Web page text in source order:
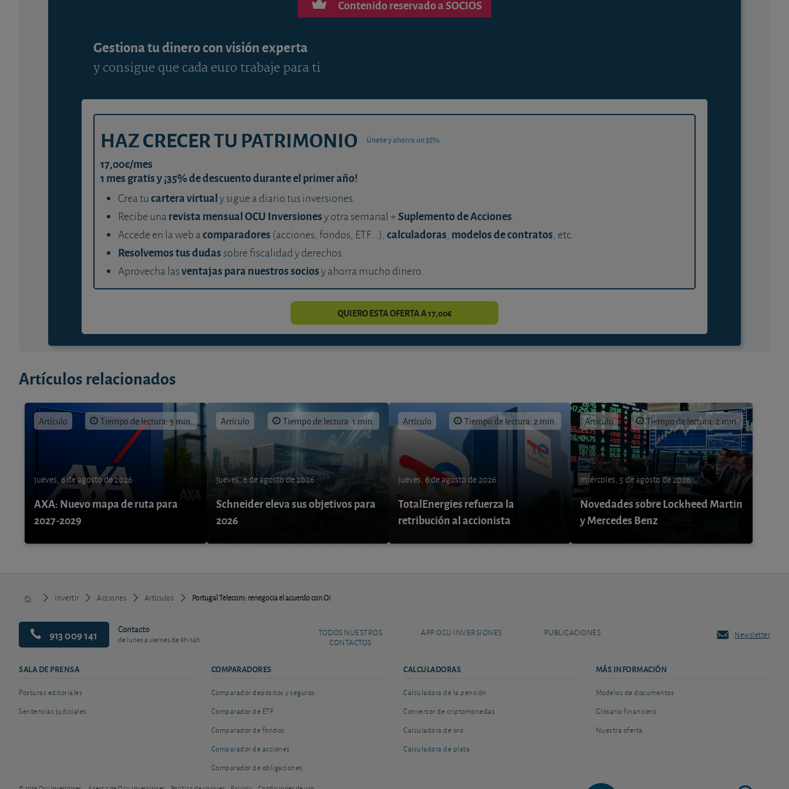
Contenido reservado a SOCIOS
Gestiona tu dinero con visión experta
y consigue que cada euro trabaje para ti
HAZ CRECER TU PATRIMONIO Únete y ahorra un 35%
17,00€/mes
1 mes gratis y ¡35% de descuento durante el primer año!
Crea tucartera virtualy sigue a diario tus inversiones.
Recibe unarevista mensual OCU Inversionesy otra semanal +Suplemento de Acciones.
Accede en la web acomparadores (acciones, fondos, ETF...), calculadoras, modelos de contratos, etc.
Resolvemos tus dudas sobre fiscalidad y derechos.
Aprovecha lasventajas para nuestros sociosy ahorra mucho dinero.
QUIERO ESTA OFERTA A 17,00€
Artículos relacionados
Artículo Tiempo de lectura: 3 min.
jueves, 6 de agosto de 2026
AXA: Nuevo mapa de ruta para
2027-2029
Artículo Tiempo de lectura: 1 min.
jueves, 6 de agosto de 2026
Schneider eleva sus objetivos para
2026
Artículo Tiempo de lectura: 2 min.
jueves, 6 de agosto de 2026
TotalEnergies refuerza la
retribución al accionista
Artículo Tiempo de lectura: 2 min.
miércoles, 5 de agosto de 2026
Novedades sobre Lockheed Martin
y Mercedes Benz
Invertir Acciones Artículos Portugal Telecom: renegocia el acuerdo con Oi
913 009 141 Contacto
de lunes a viernes de 9h-14h
TODOS NUESTROS
CONTACTOS
APP OCU INVERSIONES PUBLICACIONES Newsletter
SALA DE PRENSA
Posturas editoriales
Sentencias judiciales
COMPARADORES
Comparador depósitos y seguros
Comparador de ETF
Comparador de fondos
Comparador de acciones
Comparador de obligaciones
CALCULADORAS
Calculadora de la pensión
Conversor de criptomonedas
Calculadora de oro
Calculadora de plata
MÁS INFORMACIÓN
Modelos de documentos
Glosario financiero
Nuestra oferta